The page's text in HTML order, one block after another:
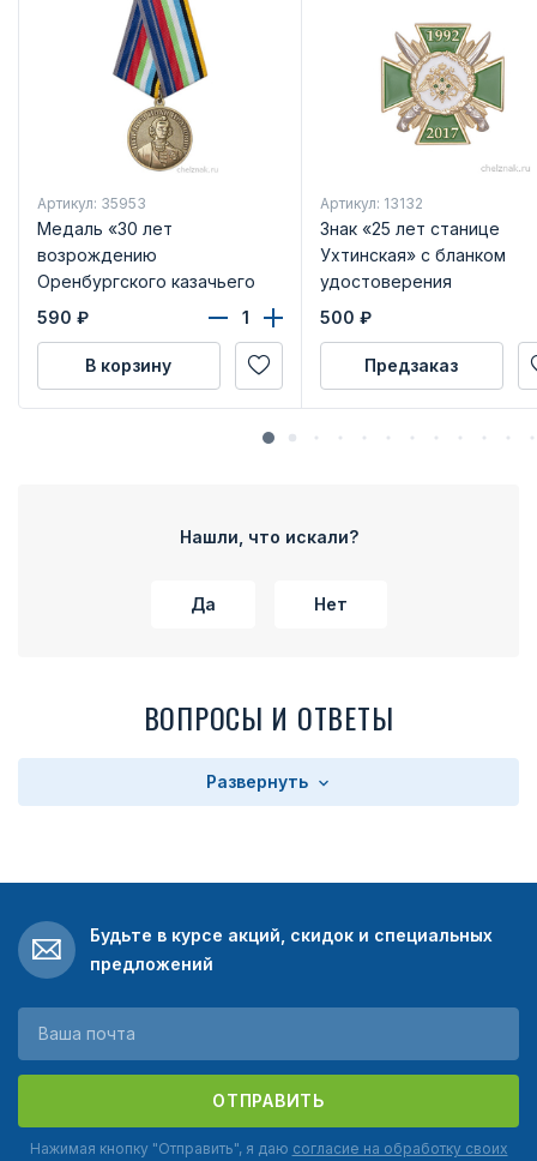
Артикул: 35953
Медаль «30 лет
возрождению
Оренбургского казачьего
войска» с бланком
590 ₽
В корзину
Артикул: 13132
Знак «25 лет станице
Ухтинская» с бланком
удостоверения
500 ₽
Предзаказ
Нашли, что искали?
Да Нет
ВОПРОСЫ И ОТВЕТЫ
Развернуть
Будьте в курсе акций, скидок и специальных
предложений
ОТПРАВИТЬ
Нажимая кнопку "Отправить", я даю согласие на обработку своих